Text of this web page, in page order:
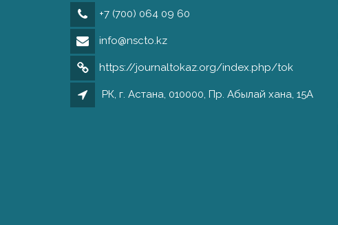
+7 (700) 064 09 60
info@nscto.kz
https://journaltokaz.org/index.php/tok
РК, г. Астана, 010000, Пр. Абылай хана, 15А